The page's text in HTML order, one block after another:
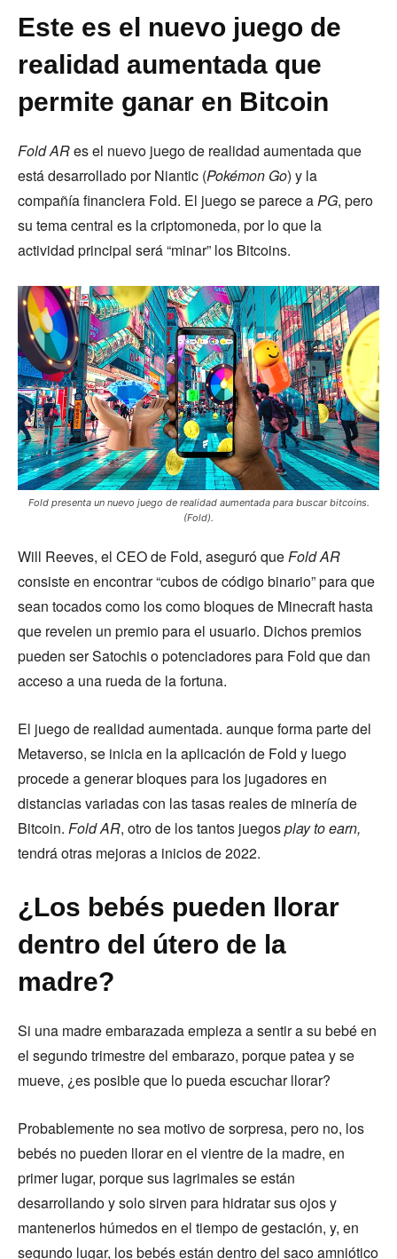
Este es el nuevo juego de
realidad aumentada que
permite ganar en Bitcoin
Fold ARes el nuevo juego de realidad aumentada que
está desarrollado por Niantic (Pokémon Go) y la
compañía financiera Fold. El juego se parece aPG, pero
su tema central es la criptomoneda, por lo que la
actividad principal será “minar” los Bitcoins.
Fold presenta un nuevo juego de realidad aumentada para buscar bitcoins.
(Fold).
Will Reeves, el CEO de Fold, aseguró queFold AR
consiste en encontrar “cubos de código binario” para que
sean tocados como los como bloques de Minecraft hasta
que revelen un premio para el usuario. Dichos premios
pueden ser Satochis o potenciadores para Fold que dan
acceso a una rueda de la fortuna.
El juego de realidad aumentada. aunque forma parte del
Metaverso, se inicia en la aplicación de Fold y luego
procede a generar bloques para los jugadores en
distancias variadas con las tasas reales de minería de
Bitcoin. Fold AR, otro de los tantos juegosplay to earn,
tendrá otras mejoras a inicios de 2022.
¿Los bebés pueden llorar
dentro del útero de la
madre?
Si una madre embarazada empieza a sentir a su bebé en
el segundo trimestre del embarazo, porque patea y se
mueve, ¿es posible que lo pueda escuchar llorar?
Probablemente no sea motivo de sorpresa, pero no, los
bebés no pueden llorar en el vientre de la madre, en
primer lugar, porque sus lagrimales se están
desarrollando y solo sirven para hidratar sus ojos y
mantenerlos húmedos en el tiempo de gestación, y, en
segundo lugar, los bebés están dentro del saco amniótico